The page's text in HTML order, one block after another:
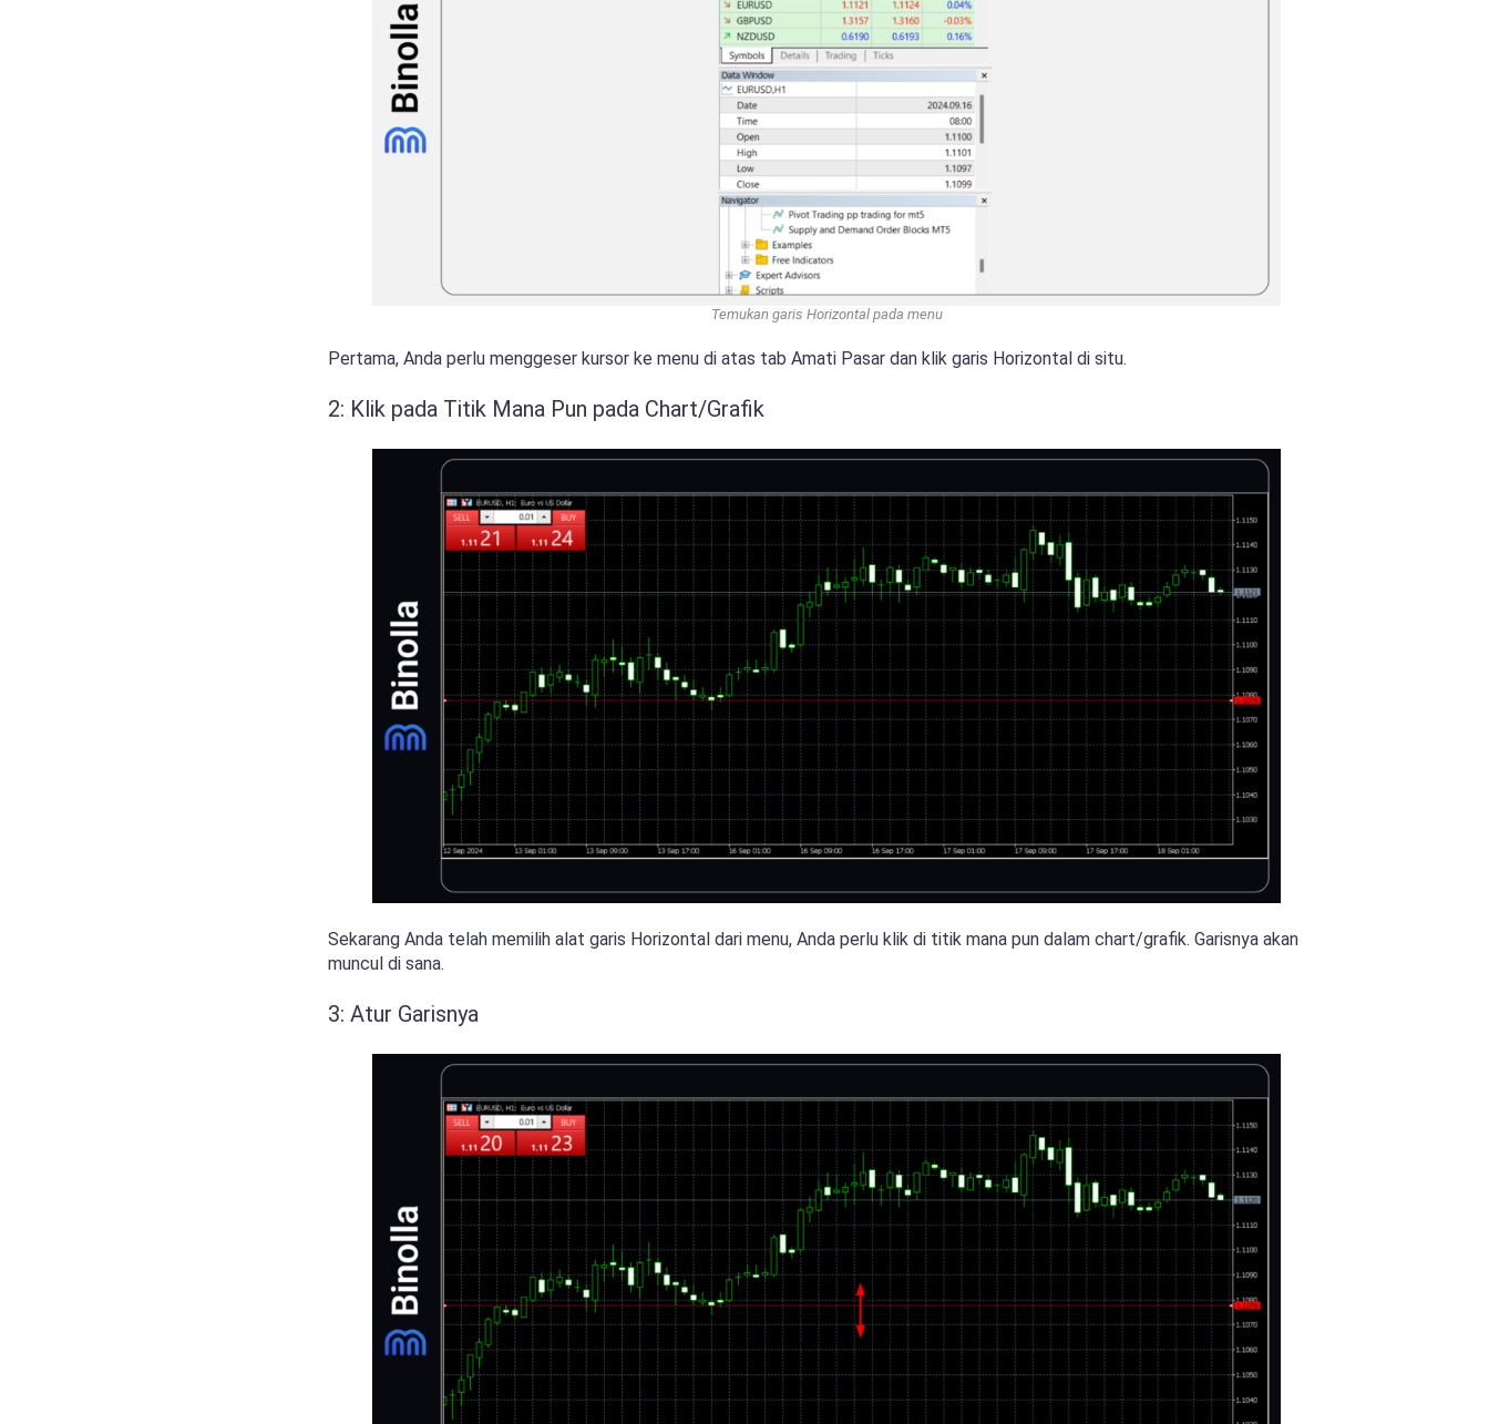
Temukan garis Horizontal pada menu
Pertama, Anda perlu menggeser kursor ke menu di atas tab Amati Pasar dan klik garis Horizontal di situ.
2: Klik pada Titik Mana Pun pada Chart/Grafik
Sekarang Anda telah memilih alat garis Horizontal dari menu, Anda perlu klik di titik mana pun dalam chart/grafik. Garisnya akan
muncul di sana.
3: Atur Garisnya